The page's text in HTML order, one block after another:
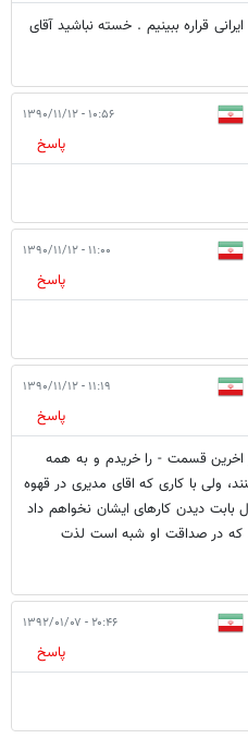
قراره ببینیم . خسته نباشید آقای
۱۰:۵۶ - ۱۳۹۰/۱۱/۱۲
پاسخ
۱۱:۰۰ - ۱۳۹۰/۱۱/۱۲
پاسخ
۱۱:۱۹ - ۱۳۹۰/۱۱/۱۲
پاسخ
اخرین قسمت - را خریدم و به همه
ولی با کاری که اقای مدیری در قهوه
دیدن کارهای ایشان نخواهم داد
که در صداقت او شبه است لذت
۲۰:۴۶ - ۱۳۹۲/۰۱/۰۷
پاسخ